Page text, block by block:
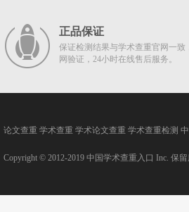
正品保证
保证检测结果与学术查重官网一致
网验证，24小时在线售后服务。
论文查重 学术查重 学术论文查重 学术查重检测
Copyright © 2012-2019 中国学术查重入口 Inc. 保